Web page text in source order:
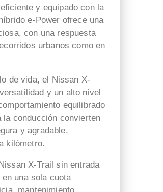
y equipado con la
e-Power ofrece una
con una respuesta
urbanos como en
de vida, el Nissan X-
y un alto nivel
equilibrado
conducción convierten
y agradable,
kilómetro.
X-Trail sin entrada
una sola cuota
mantenimiento,
Miguel Angel Martín González
en
la
Paco y
cada
Un
Juan Corraro
hace 1 semana
Muy contento y satisfecho
momento hasta la recepción
del coche. Respondió a
todas nuestras consultas y
nos mantuvo